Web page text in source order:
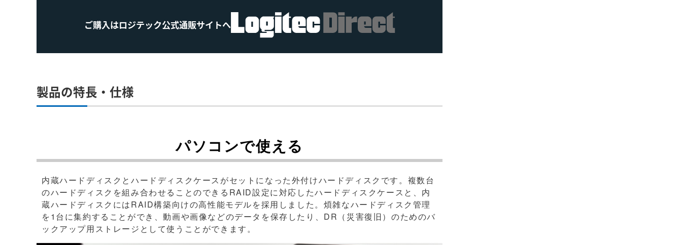
ご購入はロジテック公式通販サイトへ
製品の特長・仕様
パソコンで使える
内蔵ハードディスクとハードディスクケースがセットになった外付けハードディスクです。複数台
のハードディスクを組み合わせることのできるRAID設定に対応したハードディスクケースと、内
蔵ハードディスクにはRAID構築向けの高性能モデルを採用しました。煩雑なハードディスク管理
を1台に集約することができ、動画や画像などのデータを保存したり、DR（災害復旧）のためのバ
ックアップ用ストレージとして使うことができます。